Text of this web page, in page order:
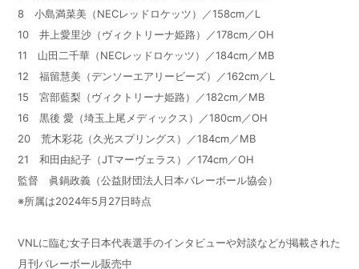
8 小島満菜美（NECレッドロケッツ）／158cm／L
10 井上愛里沙（ヴィクトリーナ姫路）／178cm／OH
11 山田二千華（NECレッドロケッツ）／184cm／MB
12 福留慧美（デンソーエアリービーズ）／162cm／L
15 宮部藍梨（ヴィクトリーナ姫路）／182cm／MB
16 黒後 愛（埼玉上尾メディックス）／180cm／OH
20 荒木彩花（久光スプリングス）／184cm／MB
21 和田由紀子（JTマーヴェラス）／174cm／OH
監督 眞鍋政義（公益財団法人日本バレーボール協会）
※所属は2024年5月27日時点
VNLに臨む女子日本代表選手のインタビューや対談などが掲載された
月刊バレーボール販売中